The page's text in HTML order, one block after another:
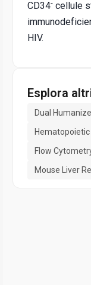
CD34- cellule
HIV.
Esplora
Dual
Flow
Mouse Liver